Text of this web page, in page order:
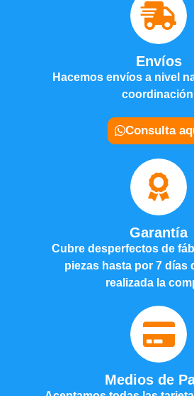
Envíos
Hacemos envíos a nivel
Consulta
Garantía
Cubre desperfectos de
piezas hasta por 7 días
realizada la
Medios de